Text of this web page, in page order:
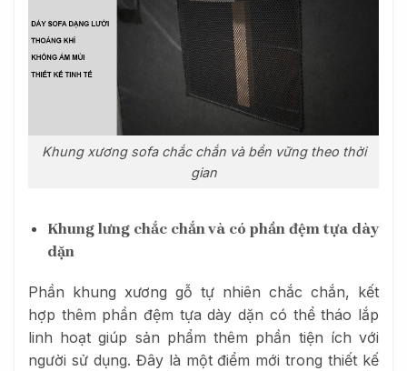
Khung xương sofa chắc chắn và bền vững theo thời
gian
Khung lưng chắc chắn và có phần đệm tựa dày
dặn
Phần khung xương gỗ tự nhiên chắc chắn, kết
hợp thêm phần đệm tựa dày dặn có thể tháo lắp
linh hoạt giúp sản phẩm thêm phần tiện ích với
người sử dụng. Đây là một điểm mới trong thiết kế